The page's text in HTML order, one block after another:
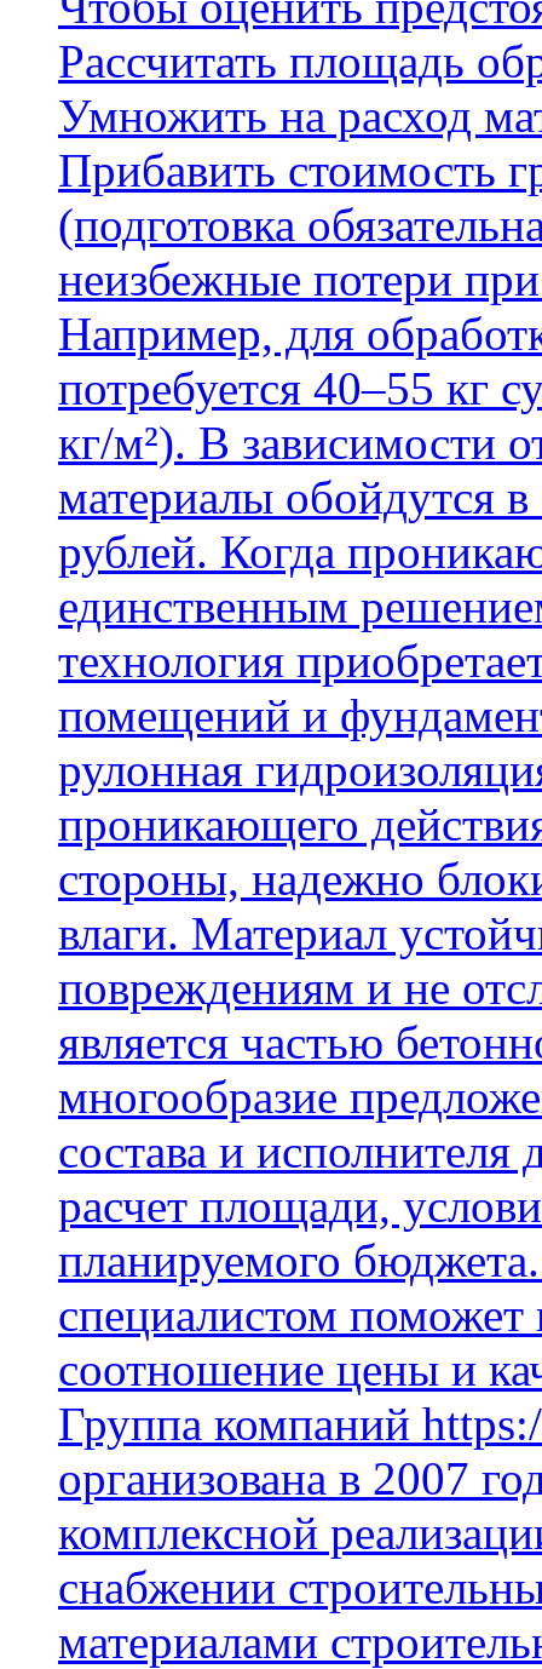
Рассчитать площадь
Умножить на расход
Прибавить стоимость
(подготовка
неизбежные потери
Например, для
потребуется 40–55 кг
кг/м²). В зависимости
материалы обойдутся
рублей. Когда
единственным
технология
помещений и
рулонная
проникающего
стороны, надежно
влаги. Материал
повреждениям и не
является частью
многообразие
состава и
расчет площади,
планируемого
специалистом поможет
соотношение цены и
Группа компаний
организована в 2007
комплексной
снабжении
материалами